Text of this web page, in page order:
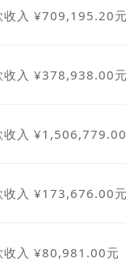
收入 ¥709,195.20
收入 ¥378,938.00
收入
收入 ¥173,676.00
收入 ¥80,981.00元